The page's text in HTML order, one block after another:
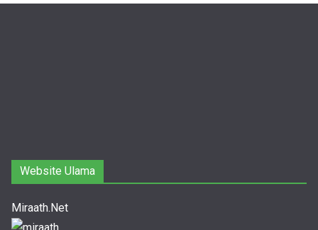
Website Ulama
Miraath.Net